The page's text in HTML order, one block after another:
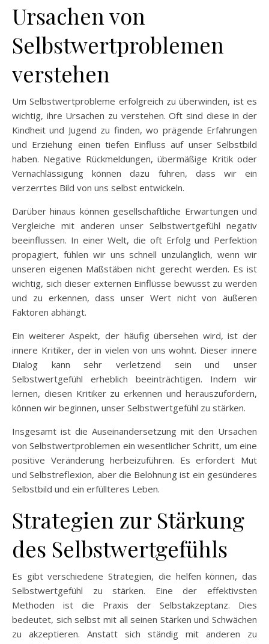
Ursachen von
Selbstwertproblemen
verstehen
Um Selbstwertprobleme erfolgreich zu überwinden, ist es
wichtig, ihre Ursachen zu verstehen. Oft sind diese in der
Kindheit und Jugend zu finden, wo prägende Erfahrungen
und Erziehung einen tiefen Einfluss auf unser Selbstbild
haben. Negative Rückmeldungen, übermäßige Kritik oder
Vernachlässigung können dazu führen, dass wir ein
verzerrtes Bild von uns selbst entwickeln.
Darüber hinaus können gesellschaftliche Erwartungen und
Vergleiche mit anderen unser Selbstwertgefühl negativ
beeinflussen. In einer Welt, die oft Erfolg und Perfektion
propagiert, fühlen wir uns schnell unzulänglich, wenn wir
unseren eigenen Maßstäben nicht gerecht werden. Es ist
wichtig, sich dieser externen Einflüsse bewusst zu werden
und zu erkennen, dass unser Wert nicht von äußeren
Faktoren abhängt.
Ein weiterer Aspekt, der häufig übersehen wird, ist der
innere Kritiker, der in vielen von uns wohnt. Dieser innere
Dialog kann sehr verletzend sein und unser
Selbstwertgefühl erheblich beeinträchtigen. Indem wir
lernen, diesen Kritiker zu erkennen und herauszufordern,
können wir beginnen, unser Selbstwertgefühl zu stärken.
Insgesamt ist die Auseinandersetzung mit den Ursachen
von Selbstwertproblemen ein wesentlicher Schritt, um eine
positive Veränderung herbeizuführen. Es erfordert Mut
und Selbstreflexion, aber die Belohnung ist ein gesünderes
Selbstbild und ein erfüllteres Leben.
Strategien zur Stärkung
des Selbstwertgefühls
Es gibt verschiedene Strategien, die helfen können, das
Selbstwertgefühl zu stärken. Eine der effektivsten
Methoden ist die Praxis der Selbstakzeptanz. Dies
bedeutet, sich selbst mit all seinen Stärken und Schwächen
zu akzeptieren. Anstatt sich ständig mit anderen zu